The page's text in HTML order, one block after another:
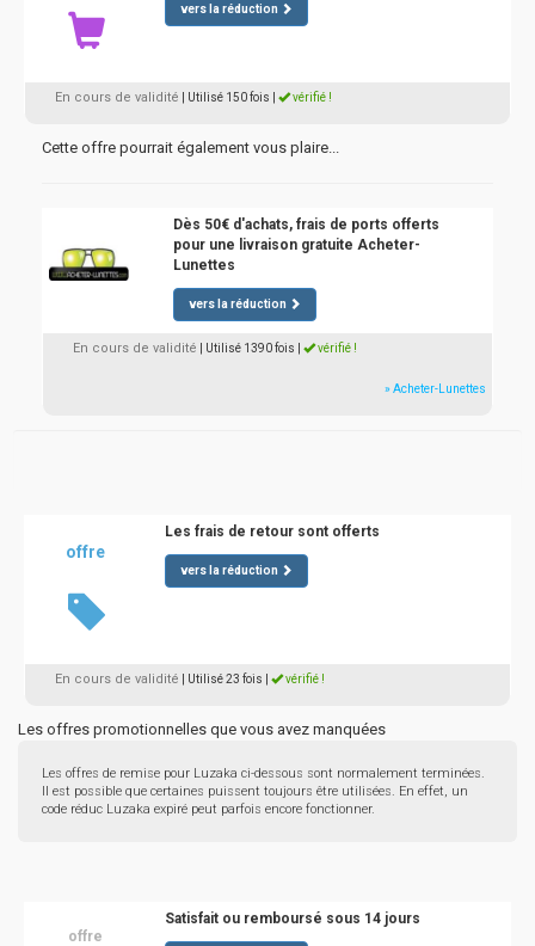
vers la réduction
En cours de validité | Utilisé 150 fois vérifié !
Cette offre pourrait également vous plaire...
Dès 50€ d'achats, frais de ports offerts
pour une livraison gratuite Acheter-
Lunettes
vers la réduction
En cours de validité | Utilisé 1390 fois vérifié !
» Acheter-Lunettes
offre
Les frais de retour sont offerts
vers la réduction
En cours de validité | Utilisé 23 fois vérifié !
Les offres promotionnelles que vous avez manquées
Les offres de remise pour Luzaka ci-dessous sont normalement terminées.
Il est possible que certaines puissent toujours être utilisées. En effet, un
code réduc Luzaka expiré peut parfois encore fonctionner.
offre
Satisfait ou remboursé sous 14 jours